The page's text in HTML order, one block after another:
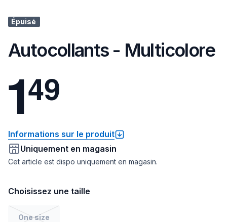
Épuisé
Autocollants - Multicolore
149
Informations sur le produit
Uniquement en magasin
Cet article est dispo uniquement en magasin.
Choisissez une taille
One size